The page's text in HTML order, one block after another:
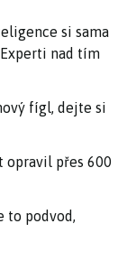
si sama
nad tím
fígl, dejte si
opravil přes 600
to podvod,